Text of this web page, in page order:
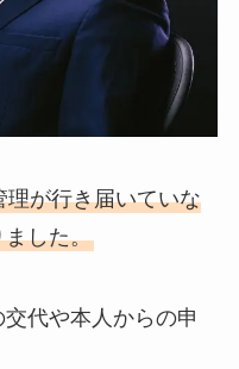
理が行き届いていな
ました。
代や本人からの申